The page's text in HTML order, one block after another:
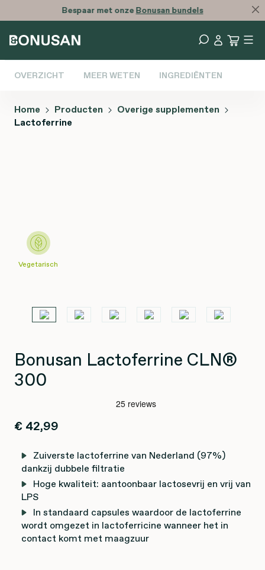
Bespaar met onzeBonusan bundels
OVERZICHT MEER WETEN INGREDIËNTEN
Home Producten
Overige supplementen
Lactoferrine
Vegetarisch
Bonusan Lactoferrine CLN®
300
€ 42,99
Zuiverste lactoferrine van Nederland (97%)
dankzij dubbele filtratie
Hoge kwaliteit: aantoonbaar lactosevrij en vrij van
LPS
In standaard capsules waardoor de lactoferrine
wordt omgezet in lactoferricine wanneer het in
contact komt met maagzuur